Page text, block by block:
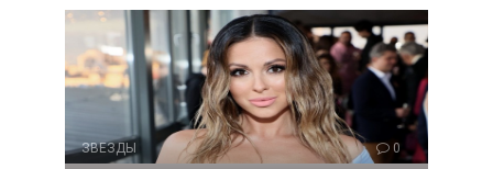
ЗВЕЗДЫ 0